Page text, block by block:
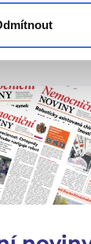
patro)
žlázy